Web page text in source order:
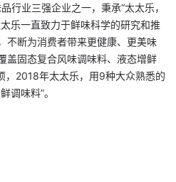
行业三强企业之一，秉承“太太乐，
乐一直致力于鲜味科学的研究和推
不断为消费者带来更健康、更美味
盖固态复合风味调味料、液态增鲜
2018年太太乐，用9种大众熟悉的
调味料”。